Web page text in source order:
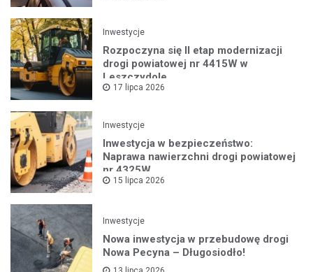
Inwestycje
Rozpoczyna się II etap modernizacji
drogi powiatowej nr 4415W w
Leszczydole
17 lipca 2026
Inwestycje
Inwestycja w bezpieczeństwo:
Naprawa nawierzchni drogi powiatowej
nr 4325W
15 lipca 2026
Inwestycje
Nowa inwestycja w przebudowę drogi
Nowa Pecyna – Długosiodło!